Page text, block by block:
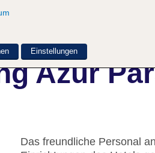
Azur
Das freundliche Personal
Einstellungen